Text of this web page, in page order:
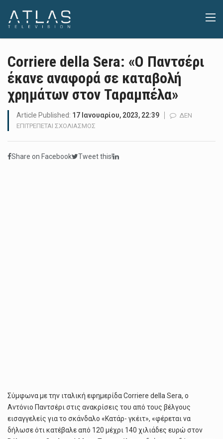
Corriere della Sera: «Ο Παντσέρι
έκανε αναφορά σε καταβολή
χρημάτων στον Ταραμπέλα»
Article Published: 17 Ιανουαρίου, 2023, 22:39
ΔΕΝ
ΕΠΙΤΡΈΠΕΤΑΙ ΣΧΟΛΙΑΣΜΌΣ
SERA:
Share on Facebook Tweet this!
Σύμφωνα με την ιταλική εφημερίδα Corriere della Sera, o
Αντόνιο Παντσέρι στις ανακρίσεις του από τους βέλγους
εισαγγελείς για το σκάνδαλο «Κατάρ- γκέιτ», «φέρεται να
δήλωσε ότι κατέβαλε από 120 μέχρι 140 χιλιάδες ευρώ στον